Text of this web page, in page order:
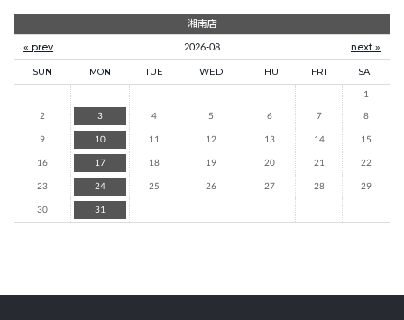
湘南店
« prev
2026-08 next »
SUN MON TUE WED THU FRI
SAT
1
2
3 4 5 6 7
8
9
10 11 12 13 14
15
16
17 18 19 20 21
22
23
24 25 26 27 28
29
30
31